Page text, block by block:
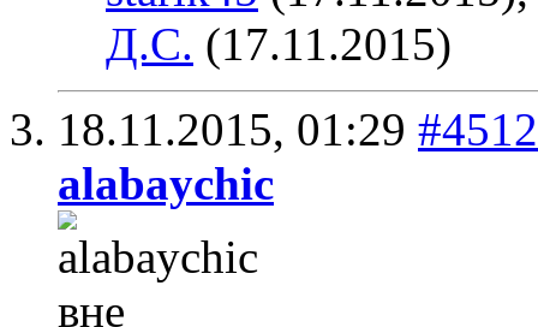
Д.С. (17.11.2015)
18.11.2015, 01:29 #4512
alabaychic